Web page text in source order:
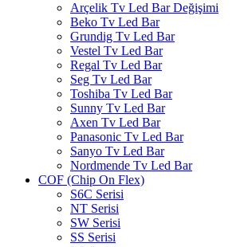
Arçelik Tv Led Bar Değişimi
Beko Tv Led Bar
Grundig Tv Led Bar
Vestel Tv Led Bar
Regal Tv Led Bar
Seg Tv Led Bar
Toshiba Tv Led Bar
Sunny Tv Led Bar
Axen Tv Led Bar
Panasonic Tv Led Bar
Sanyo Tv Led Bar
Nordmende Tv Led Bar
COF (Chip On Flex)
S6C Serisi
NT Serisi
SW Serisi
SS Serisi